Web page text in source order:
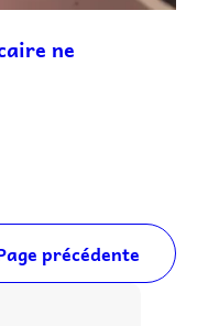
ne
précédente